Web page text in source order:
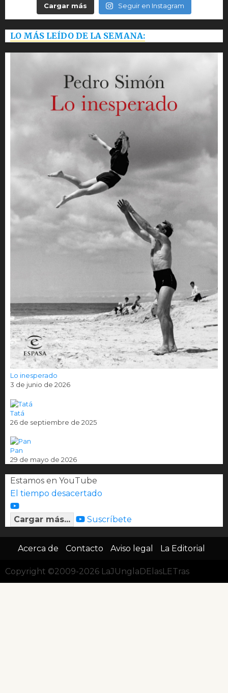
Cargar más Seguir en Instagram
LO MÁS LEÍDO DE LA SEMANA:
Lo inesperado
3 de junio de 2026
Tatá
26 de septiembre de 2025
Pan
29 de mayo de 2026
Estamos en YouTube
El tiempo desacertado
Cargar más... Suscríbete
Acerca de Contacto Aviso legal La Editorial
Copyright ©2009-2026 LaJUnglaDElasLETras